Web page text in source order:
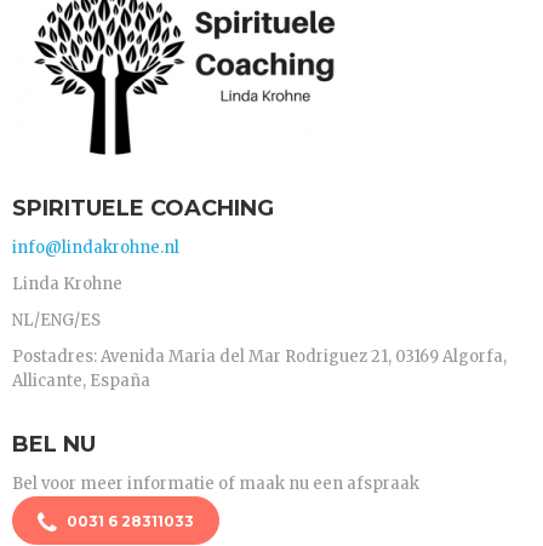
SPIRITUELE COACHING
info@lindakrohne.nl
Linda Krohne
NL/ENG/ES
Postadres: Avenida Maria del Mar Rodriguez 21, 03169 Algorfa,
Allicante, España
BEL NU
Bel voor meer informatie of maak nu een afspraak
0031 6 28311033